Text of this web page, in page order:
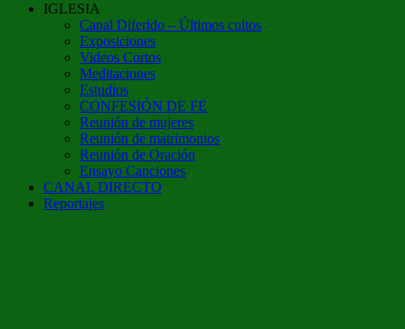
IGLESIA
Canal Diferido – Últimos cultos
Exposiciones
Videos Cortos
Meditaciones
Estudios
CONFESIÓN DE FE
Reunión de mujeres
Reunión de matrimonios
Reunión de Oración
Ensayo Canciones
CANAL DIRECTO
Reportajes